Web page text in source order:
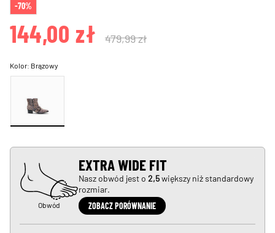
-70%
144,00 zł 479,99 zł
Kolor: Brązowy
Obwód
EXTRA WIDE FIT
Nasz obwód jest o 2,5większy niż standardowy
rozmiar.
ZOBACZ PORÓWNANIE